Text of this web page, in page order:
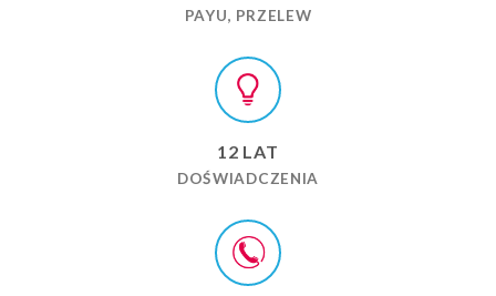
PAYU, PRZELEW
12 LAT
DOŚWIADCZENIA